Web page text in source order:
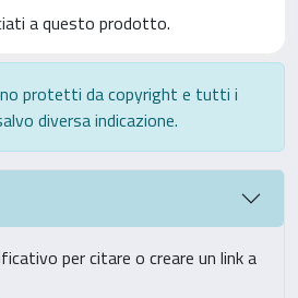
a questo prodotto.
protetti da copyright e tutti i
diversa indicazione.
per citare o creare un link a